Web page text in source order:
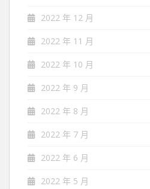
2022 年 12 月
2022 年 11 月
2022 年 10 月
2022 年 9 月
2022 年 8 月
2022 年 7 月
2022 年 6 月
2022 年 5 月